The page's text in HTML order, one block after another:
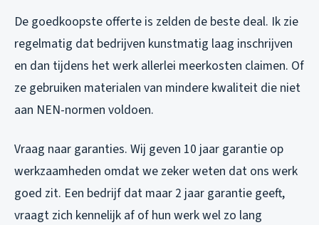
De goedkoopste offerte is zelden de beste deal. Ik zie
regelmatig dat bedrijven kunstmatig laag inschrijven
en dan tijdens het werk allerlei meerkosten claimen. Of
ze gebruiken materialen van mindere kwaliteit die niet
aan NEN-normen voldoen.
Vraag naar garanties. Wij geven 10 jaar garantie op
werkzaamheden omdat we zeker weten dat ons werk
goed zit. Een bedrijf dat maar 2 jaar garantie geeft,
vraagt zich kennelijk af of hun werk wel zo lang